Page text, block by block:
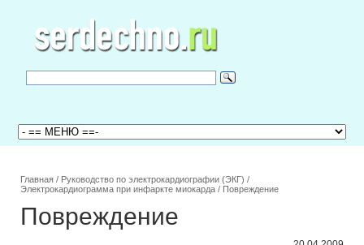
Главная / Руководство по электрокардиографии (ЭКГ) /
Электрокардиограмма при инфаркте миокарда / Повреждение
Повреждение